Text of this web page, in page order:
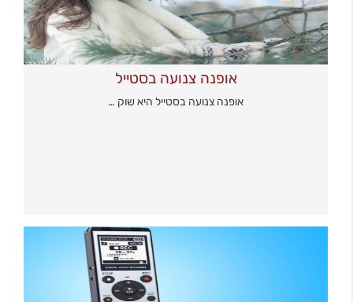
אופנה צנועה בסטייל
אופנה צנועה בסטייל היא שוק …